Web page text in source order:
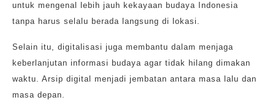
untuk mengenal lebih jauh kekayaan budaya Indonesia
tanpa harus selalu berada langsung di lokasi.
Selain itu, digitalisasi juga membantu dalam menjaga
keberlanjutan informasi budaya agar tidak hilang dimakan
waktu. Arsip digital menjadi jembatan antara masa lalu dan
masa depan.